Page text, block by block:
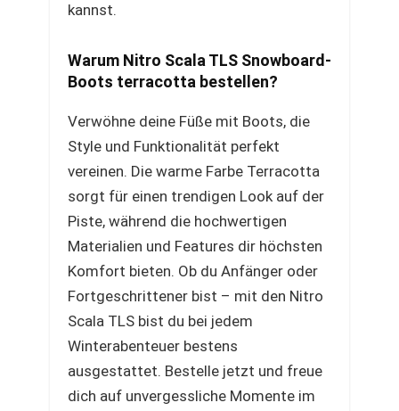
kannst.
Warum Nitro Scala TLS Snowboard-
Boots terracotta bestellen?
Verwöhne deine Füße mit Boots, die
Style und Funktionalität perfekt
vereinen. Die warme Farbe Terracotta
sorgt für einen trendigen Look auf der
Piste, während die hochwertigen
Materialien und Features dir höchsten
Komfort bieten. Ob du Anfänger oder
Fortgeschrittener bist – mit den Nitro
Scala TLS bist du bei jedem
Winterabenteuer bestens
ausgestattet. Bestelle jetzt und freue
dich auf unvergessliche Momente im